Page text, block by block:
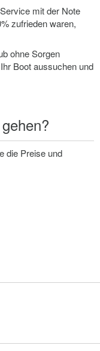
mit der Note
zufrieden waren,
ohne Sorgen
Boot aussuchen und
die Preise und